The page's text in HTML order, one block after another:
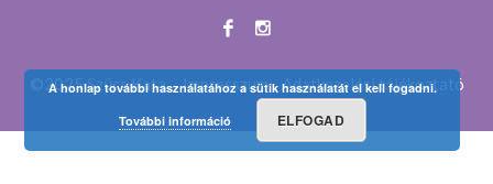
©2025 Szűcs KataImpresszum Adatkezelési tájékoztató
A honlap további használatához a sütik használatát el kell fogadni.
További információ
ELFOGAD